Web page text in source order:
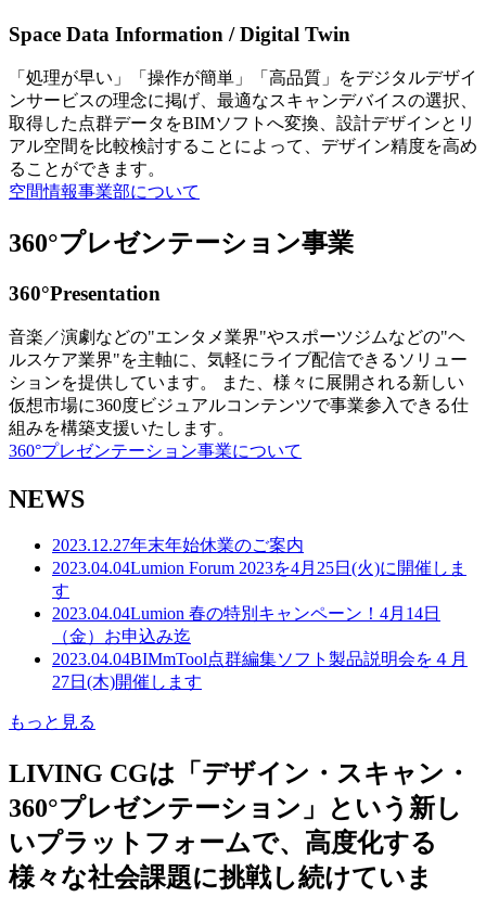
Space Data Information / Digital Twin
「処理が早い」「操作が簡単」「高品質」をデジタルデザイ
ンサービスの理念に掲げ、最適なスキャンデバイスの選択、
取得した点群データをBIMソフトへ変換、設計デザインとリ
アル空間を比較検討することによって、デザイン精度を高め
ることができます。
空間情報事業部について
360°プレゼンテーション事業
360°Presentation
音楽／演劇などの"エンタメ業界"やスポーツジムなどの"ヘ
ルスケア業界"を主軸に、気軽にライブ配信できるソリュー
ションを提供しています。 また、様々に展開される新しい
仮想市場に360度ビジュアルコンテンツで事業参入できる仕
組みを構築支援いたします。
360°プレゼンテーション事業について
NEWS
2023.12.27年末年始休業のご案内
2023.04.04Lumion Forum 2023を4月25日(火)に開催しま
す
2023.04.04Lumion 春の特別キャンペーン！4月14日
（金）お申込み迄
2023.04.04BIMmTool点群編集ソフト製品説明会を４月
27日(木)開催します
もっと見る
LIVING CGは「デザイン・スキャン・
360°プレゼンテーション」という新し
いプラットフォームで、高度化する
様々な社会課題に挑戦し続けていま